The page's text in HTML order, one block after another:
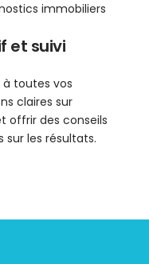
immobiliers
et suivi
à toutes vos
claires sur
offrir des conseils
les résultats.